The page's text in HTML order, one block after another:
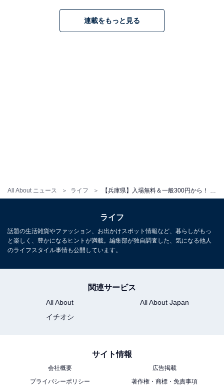
All About ニュース ライフ
スも整備されているため植物観察から体を動かす楽しみ
まで幅広く対応。弓削牧場の乳製品を使ったメニューが
※あじさい・もみじ散策期間中は早朝・延長開園あり
※あじさい散策期間（6/6〜7/12）は無休
神戸市北区山田町上谷上字長尾1-2
TEL：078-591-0253
連載をもっと見る
ライフ
話題の生活雑貨やファッション、お出かけスポット情報など、暮らしがもっ
と楽しく、豊かになるヒントが満載。編集部が独自調査した、気になる他人
のライフスタイル事情も公開しています。
関連サービス
All About
All About Japan
イチオシ
サイト情報
会社概要
広告掲載
プライバシーポリシー
著作権・商標・免責事項